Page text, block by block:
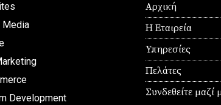
Media
Development
Αρχική
Η Εταιρεία
Υπηρεσίες
Πελάτες
Συνδεθείτε μαζί